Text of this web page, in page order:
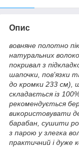
Опис
вовняне полотно
натуральних
покривал з
шапочки, пов'язки
до кромки 233 см),
складається із
рекомендується
використовувати
барабан, сушити
з парою у злегка
практичний і дуже